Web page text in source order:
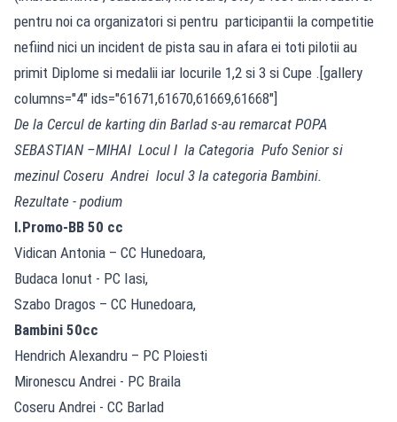
pentru noi ca organizatori si pentru participantii la competitie
nefiind nici un incident de pista sau in afara ei toti pilotii au
primit Diplome si medalii iar locurile 1,2 si 3 si Cupe .[gallery
columns="4" ids="61671,61670,61669,61668"]
De la Cercul de karting din Barlad s-au remarcat POPA
SEBASTIAN –MIHAI Locul I la Categoria Pufo Senior si
mezinul Coseru Andrei locul 3 la categoria Bambini.
Rezultate - podium
I.Promo-BB 50 cc
Vidican Antonia – CC Hunedoara,
Budaca Ionut - PC Iasi,
Szabo Dragos – CC Hunedoara,
Bambini 50cc
Hendrich Alexandru – PC Ploiesti
Mironescu Andrei - PC Braila
Coseru Andrei - CC Barlad